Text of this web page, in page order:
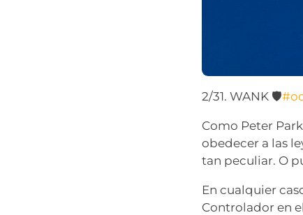
2/31. WANK 🛡
Como Peter
obedecer a las
tan peculiar. O
En cualquier
Controlador en